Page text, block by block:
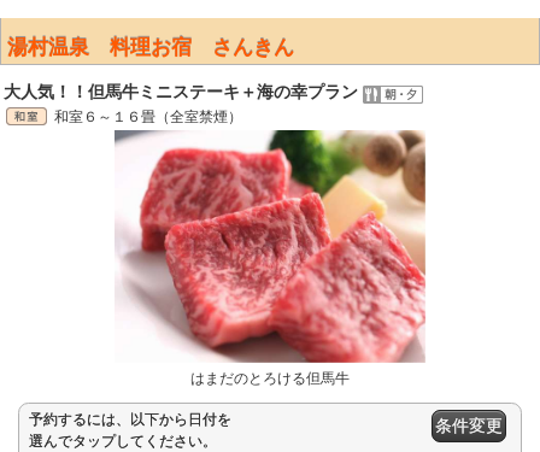
湯村温泉 料理お宿 さんきん
大人気！！但馬牛ミニステーキ＋海の幸プラン
和室６～１６畳（全室禁煙）
はまだのとろける但馬牛
予約するには、以下から日付を
選んでタップしてください。
条件変更